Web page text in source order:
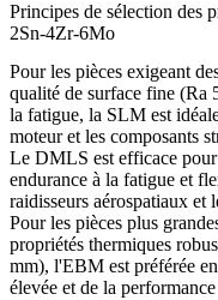
Principes de sélection des
2Sn-4Zr-6Mo
Pour les pièces exigeant
qualité de surface fine (Ra
la fatigue, la SLM est
moteur et les composants
Le DMLS est efficace
endurance à la fatigue et
raidisseurs aérospatiaux et
Pour les pièces plus
propriétés thermiques
mm), l'EBM est préférée
élevée et de la